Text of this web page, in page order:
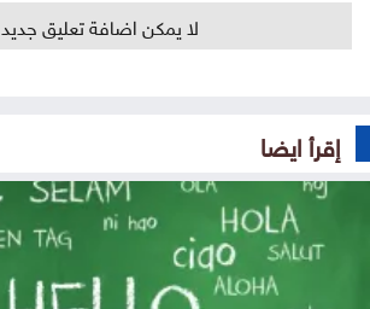
لا يمكن اضافة تعليق جديد
إقرأ ايضا